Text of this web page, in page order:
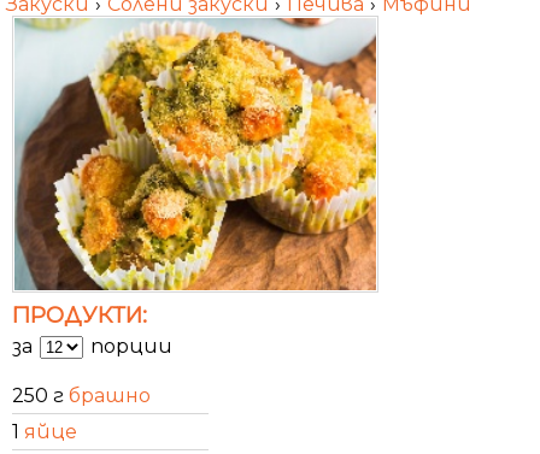
ПРОДУКТИ:
за порции
250 г брашно
1 яйце